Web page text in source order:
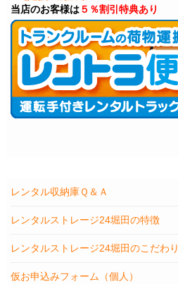
当店のお客様は５％割引特典あり
レンタル収納庫Ｑ＆Ａ
レンタルストレージ24堀田の特徴
レンタルストレージ24堀田のこだわり
仮お申込みフォーム（個人）